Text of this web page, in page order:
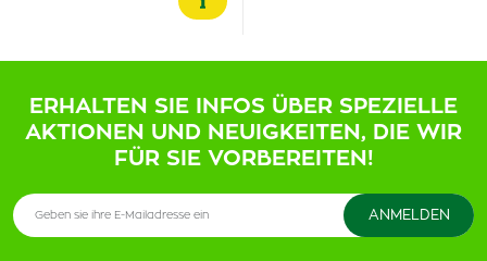
ERHALTEN SIE INFOS ÜBER SPEZIELLE
AKTIONEN UND NEUIGKEITEN, DIE WIR
FÜR SIE VORBEREITEN!